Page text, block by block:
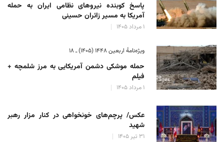
پاسخ کوبنده نیروهای نظامی ایران به حمله
آمریکا به مسیر زائران حسینی
۱ مرداد ۱۴۰۵
ویژه‌نامهٔ اربعین ۱۴۴۸ (۱۴۰۵) ـ ۱۸
حمله موشکی دشمن آمریکایی به مرز شلمچه +
فیلم
۱ مرداد ۱۴۰۵
عکس/ پرچم‌های خونخواهی در کنار مزار رهبر
شهید
۳۱ تیر ۱۴۰۵